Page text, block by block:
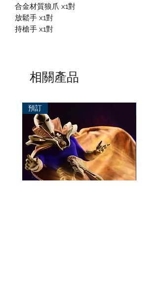
合金材質狼爪 x1對
放鬆手 x1對
持槍手 x1對
相關產品
預訂